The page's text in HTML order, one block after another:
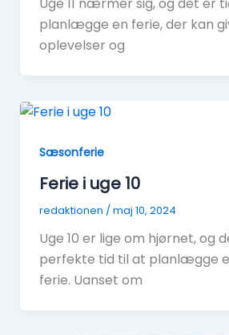
Uge 11 nærmer sig, og det er
planlægge en ferie, der kan
oplevelser og
Sæsonferie
Ferie i uge 10
redaktionen /maj 10, 2024
Uge 10 er lige om hjørnet, og
perfekte tid til at planlægge
ferie. Uanset om